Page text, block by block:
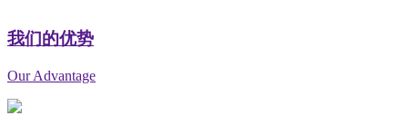
我们的优势
Our Advantage